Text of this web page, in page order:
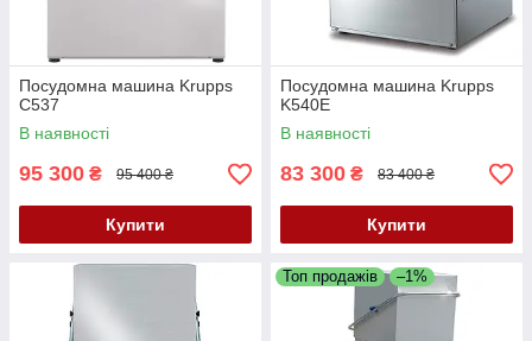
Посудомна машина Krupps
C537
В наявності
95 300 ₴ 95 400 ₴
Купити
Посудомна машина Krupps
K540E
В наявності
83 300 ₴ 83 400 ₴
Купити
Топ продажів –1%